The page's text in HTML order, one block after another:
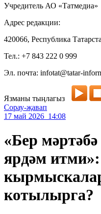
Учредитель АО «Татмедиа»
Адрес редакции:
420066, Республика
Тел.: +7 843 222 0 999
Эл. почта: infotat@tatar-
Язманы тыңлагыз
Сорау-җавап
17 май 2026 14:08
«Бер
ярдәм
котылырга?